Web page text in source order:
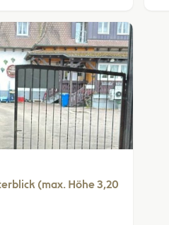
(max. Höhe 3,20